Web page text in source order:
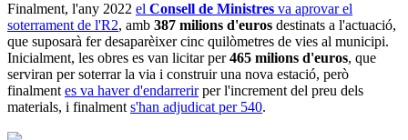
Finalment, l'any 2022 el Consell de Ministres va aprovar el
soterrament de l'R2, amb 387 milions d'euros destinats a l'actuació,
que suposarà fer desaparèixer cinc quilòmetres de vies al municipi.
Inicialment, les obres es van licitar per465 milions d'euros, que
serviran per soterrar la via i construir una nova estació, però
finalment es va haver d'endarrerirper l'increment del preu dels
materials, i finalment s'han adjudicat per 540.